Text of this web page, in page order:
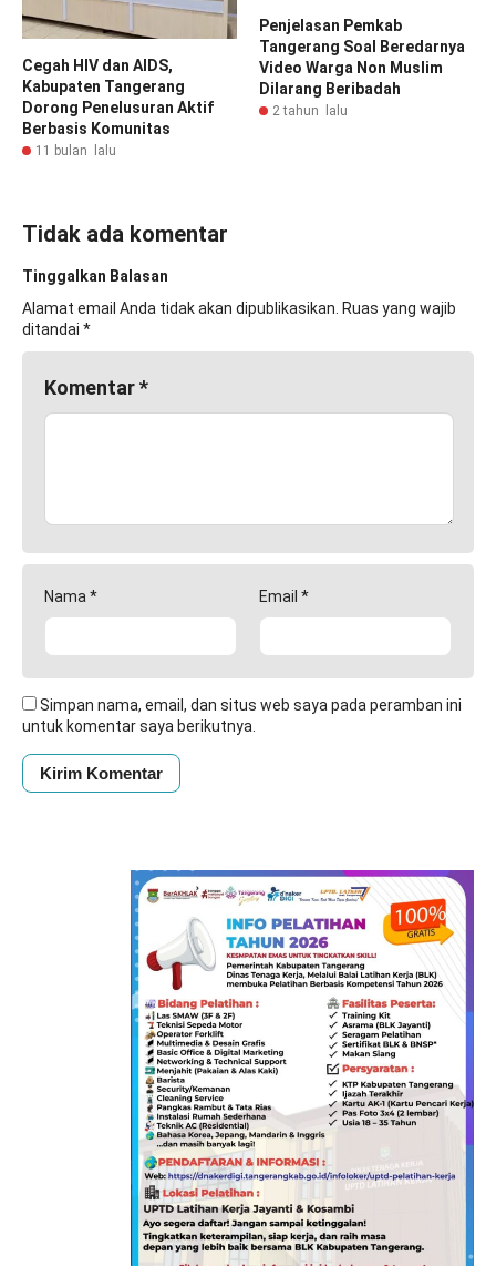
Cegah HIV dan AIDS,
Kabupaten Tangerang
Dorong Penelusuran Aktif
Berbasis Komunitas
11 bulan lalu
Penjelasan Pemkab
Tangerang Soal Beredarnya
Video Warga Non Muslim
Dilarang Beribadah
2 tahun lalu
Tidak ada komentar
Tinggalkan Balasan
Alamat email Anda tidak akan dipublikasikan. Ruas yang wajib
ditandai *
Komentar*
Nama* Email *
Simpan nama, email, dan situs web saya pada peramban ini
untuk komentar saya berikutnya.